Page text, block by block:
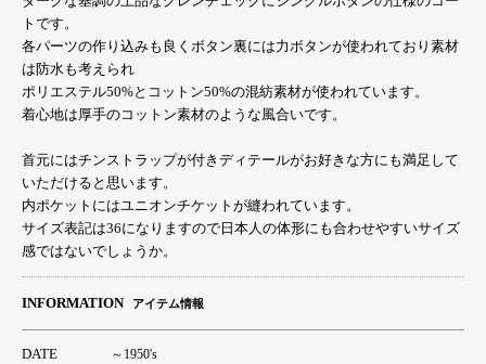
トです。
各パーツの作り込みも良くボタン裏には力ボタンが使われており素材
は防水も考えられ
ポリエステル50%とコットン50%の混紡素材が使われています。
着心地は厚手のコットン素材のような風合いです。
首元にはチンストラップが付きディテールがお好きな方にも満足して
いただけると思います。
内ポケットにはユニオンチケットが縫われています。
サイズ表記は36になりますので日本人の体形にも合わせやすいサイズ
感ではないでしょうか。
INFORMATION アイテム情報
DATE ～1950's